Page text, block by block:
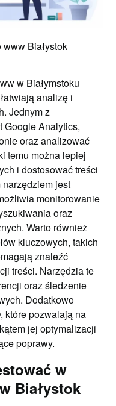
Białystok
w Białymstoku
analizę i
Jednym z
Google Analytics,
oraz analizować
temu można lepiej
i dostosować treści
jest
monitorowanie
oraz
Warto również
kluczowych, takich
znaleźć
treści. Narzędzia te
oraz śledzenie
Dodatkowo
które pozwalają na
jej optymalizacji
poprawy.
w
Białystok